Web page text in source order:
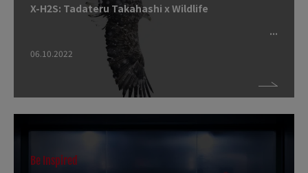
X-H2S: Tadateru Takahashi x Wildlife
06.10.2022
Be Inspired